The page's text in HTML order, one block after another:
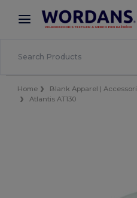
× Aplikace Wordans
Lepší ceny v aplikaci!
Home Blank Apparel |
Atlantis AT130